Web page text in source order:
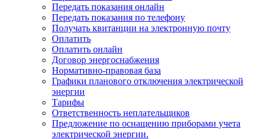
Передать показания онлайн
Передать показания по телефону
Получать квитанции на электронную почту
Оплатить
Оплатить онлайн
Договор энергоснабжения
Нормативно-правовая база
Графики планового отключения электрической
энергии
Тарифы
Ответственность неплательщиков
Предложение по оснащению приборами учета
электрической энергии.